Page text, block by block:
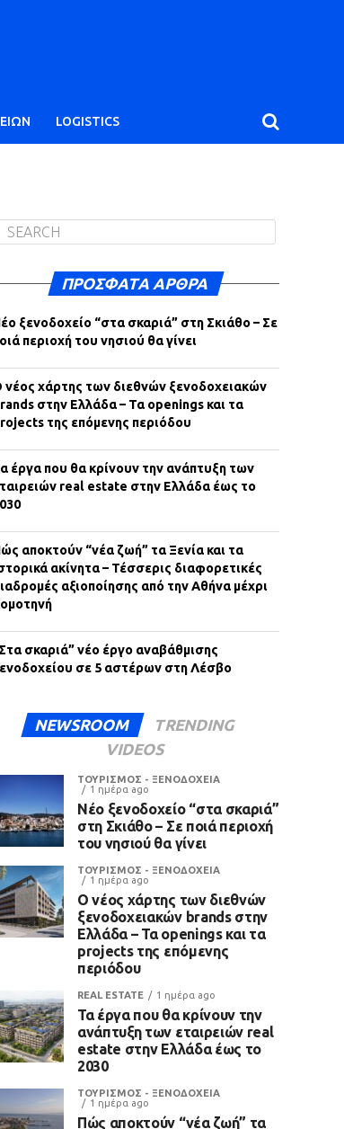
LOGISTICS
ΠΡΌΣΦΑΤΑ ΆΡΘΡΑ
ξενοδοχείο “στα σκαριά” στη Σκιάθο – Σε
περιοχή του νησιού θα γίνει
νέος χάρτης των διεθνών ξενοδοχειακών
στην Ελλάδα – Τα openings και τα
της επόμενης περιόδου
έργα που θα κρίνουν την ανάπτυξη των
real estate στην Ελλάδα έως το
αποκτούν “νέα ζωή” τα Ξενία και τα
ακίνητα – Τέσσερις διαφορετικές
αξιοποίησης από την Αθήνα μέχρι
σκαριά” νέο έργο αναβάθμισης
σε 5 αστέρων στη Λέσβο
NEWSROOM
TRENDING
VIDEOS
ΤΟΥΡΙΣΜΟΣ - ΞΕΝΟΔΟΧΕΙΑ
1 ημέρα ago
Νέο ξενοδοχείο “στα σκαριά”
στη Σκιάθο – Σε ποιά περιοχή
του νησιού θα γίνει
ΤΟΥΡΙΣΜΟΣ - ΞΕΝΟΔΟΧΕΙΑ
1 ημέρα ago
Ο νέος χάρτης των διεθνών
ξενοδοχειακών brands στην
Ελλάδα – Τα openings και τα
projects της επόμενης
περιόδου
REAL ESTATE 1 ημέρα ago
Τα έργα που θα κρίνουν την
ανάπτυξη των εταιρειών real
estate στην Ελλάδα έως το
2030
ΤΟΥΡΙΣΜΟΣ - ΞΕΝΟΔΟΧΕΙΑ
1 ημέρα ago
Πώς αποκτούν “νέα ζωή” τα